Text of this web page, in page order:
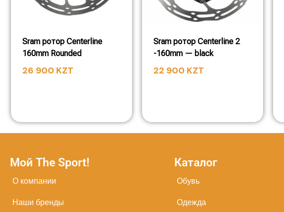
Sram ротор Centerline
160mm Rounded
26 900 KZT
Sram ротор Centerline 2
-160mm — black
22 900 KZT
Мой The Sport!
О компании
Наши бренды
Каталог
Обувь
Одежда